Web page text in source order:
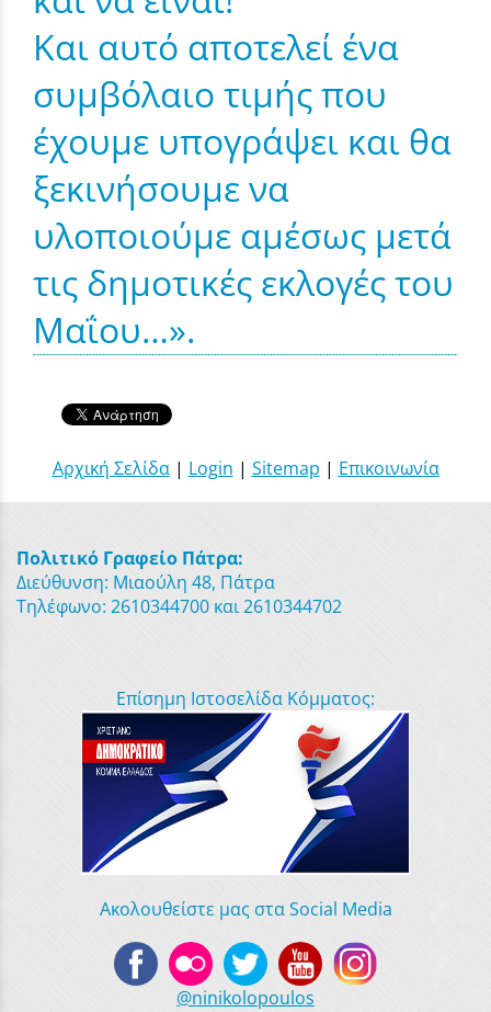
Και αυτό αποτελεί ένα
συμβόλαιο τιμής που
έχουμε υπογράψει και θα
ξεκινήσουμε να
υλοποιούμε αμέσως μετά
τις δημοτικές εκλογές του
Μαΐου…».
Αρχική Σελίδα| Login | Sitemap | Επικοινωνία
Πολιτικό Γραφείο Πάτρα:
Διεύθυνση: Μιαούλη 48, Πάτρα
Τηλέφωνο: 2610344700 και 2610344702
Επίσημη Ιστοσελίδα Κόμματος:
Ακολουθείστε μας στα Social Media
@ninikolopoulos